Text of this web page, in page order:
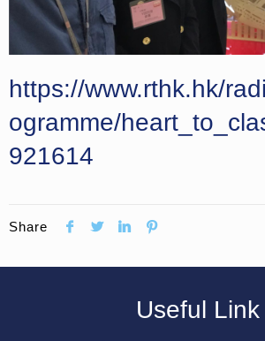
https://www.rthk.hk/
ogramme/
921614
Share
Useful Link